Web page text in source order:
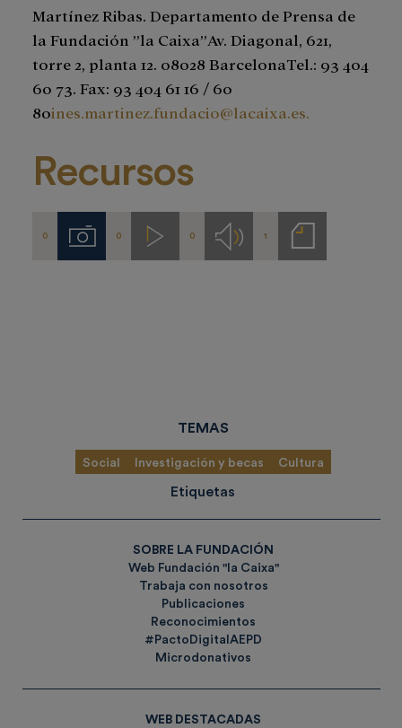
Martínez Ribas. Departamento de Prensa de
la Fundación ”la Caixa”Av. Diagonal, 621,
torre 2, planta 12. 08028 BarcelonaTel.: 93 404
60 73. Fax: 93 404 61 16 / 60
80ines.martinez.fundacio@lacaixa.es.
Recursos
0 Imágenes
0 Videos
0 Audios1
Notas
de
TEMAS
Social Investigación y becas Cultura
Etiquetas
SOBRE LA FUNDACIÓN
Web Fundación "la Caixa"
Trabaja con nosotros
Publicaciones
Reconocimientos
#PactoDigitalAEPD
Microdonativos
WEB DESTACADAS